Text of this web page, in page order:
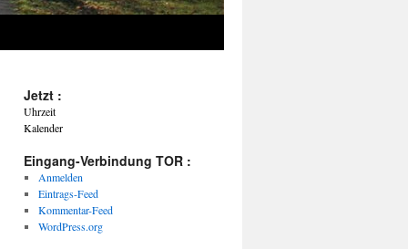
Jetzt :
Uhrzeit
Kalender
Eingang-Verbindung TOR :
Anmelden
Eintrags-Feed
Kommentar-Feed
WordPress.org